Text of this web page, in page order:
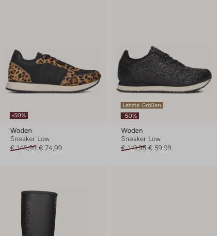
-50%
Woden
Sneaker Low
€ 149,99 € 74,99
Letzte Größen
-50%
Woden
Sneaker Low
€ 119,95 € 59,99